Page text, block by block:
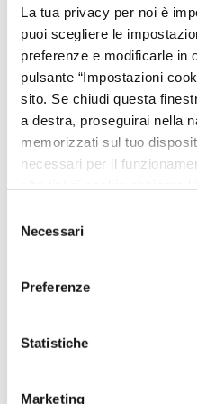
La tua privacy per noi è
puoi scegliere le
preferenze e modificarle in
pulsante “Impostazioni
sito. Se chiudi questa
a destra, proseguirai nella
memorizzati sul tuo
necessari per il
delNecessari
Preferenze
Statistiche
Marketing
Parcheggio
pets Animali ammessi